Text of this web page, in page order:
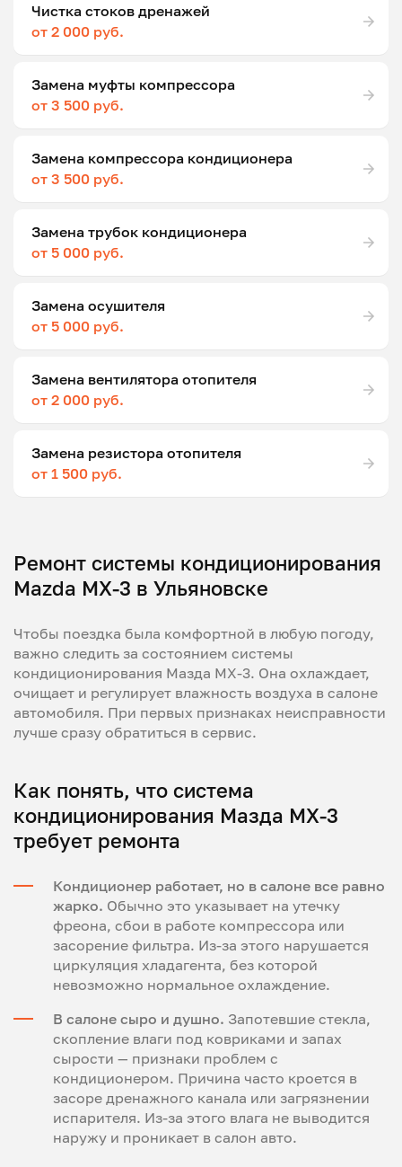
Чистка стоков дренажей
от 2 000 руб.
Замена муфты компрессора
от 3 500 руб.
Замена компрессора кондиционера
от 3 500 руб.
Замена трубок кондиционера
от 5 000 руб.
Замена осушителя
от 5 000 руб.
Замена вентилятора отопителя
от 2 000 руб.
Замена резистора отопителя
от 1 500 руб.
Ремонт системы кондиционирования
Mazda MX-3 в Ульяновске
Чтобы поездка была комфортной в любую погоду,
важно следить за состоянием системы
кондиционирования Мазда МХ-3. Она охлаждает,
очищает и регулирует влажность воздуха в салоне
автомобиля. При первых признаках неисправности
лучше сразу обратиться в сервис.
Как понять, что система
кондиционирования Мазда МХ-3
требует ремонта
Кондиционер работает, но в салоне все равно
жарко. Обычно это указывает на утечку
фреона, сбои в работе компрессора или
засорение фильтра. Из-за этого нарушается
циркуляция хладагента, без которой
невозможно нормальное охлаждение.
В салоне сыро и душно. Запотевшие стекла,
скопление влаги под ковриками и запах
сырости — признаки проблем с
кондиционером. Причина часто кроется в
засоре дренажного канала или загрязнении
испарителя. Из-за этого влага не выводится
наружу и проникает в салон авто.